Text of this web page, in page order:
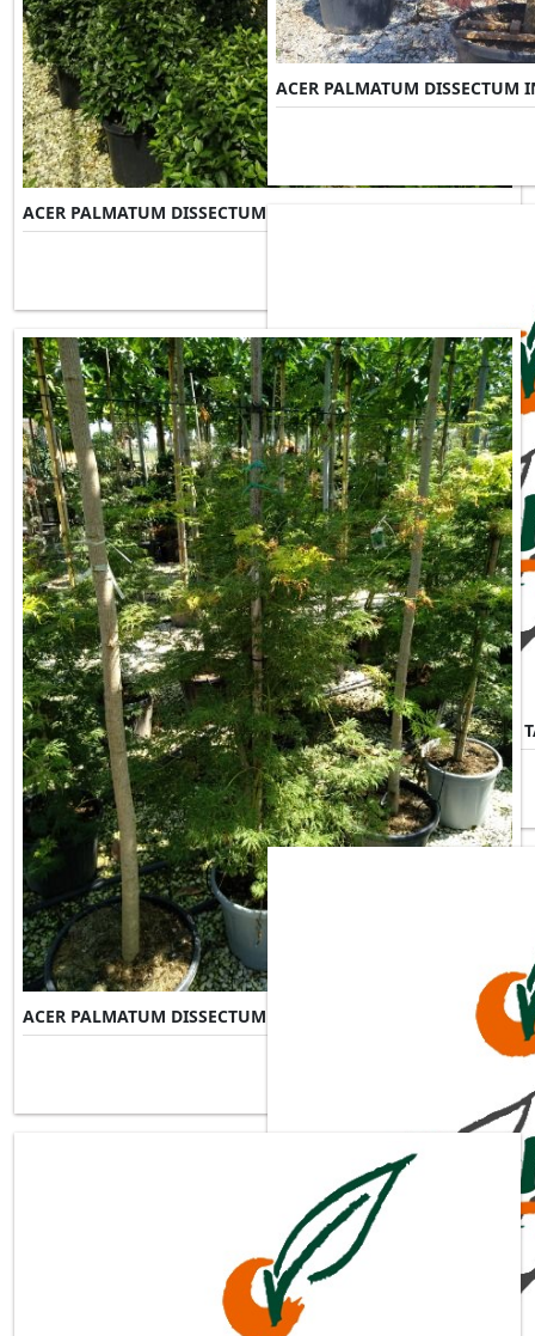
ACER PALMATUM DISSECTUM GARNET
ACER PALMATUM DISSECTUM
ACER PALMATUM DISSECTUM
ACER PALMATUM DISSECTUM VIRIDIS